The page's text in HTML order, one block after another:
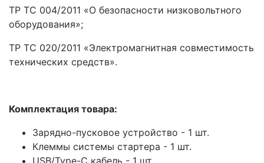
TP TC 004/2011 «О безопасности низковольтного
оборудования»;
ТР ТС 020/2011 «Электромагнитная совместимость
технических средств».
Комплектация товара:
Зарядно-пусковое устройство - 1 шт.
Клеммы системы стартера - 1 шт.
USB/Type-C кабель - 1 шт.